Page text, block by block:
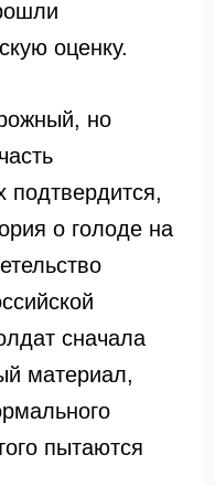
оценку.
но
подтвердится,
о голоде на
сначала
материал,
пытаются